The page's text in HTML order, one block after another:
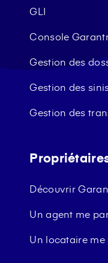
GLI
Console
Gestion des
Gestion des
Gestion des
Découvrir
Un agent me
Un locataire